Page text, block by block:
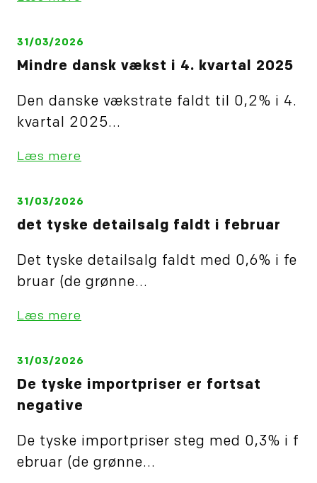
31/03/2026
Mindre dansk vækst i 4. kvartal 2025
Den danske vækstrate faldt til 0,2% i 4.
kvartal 2025...
Læs mere
31/03/2026
det tyske detailsalg faldt i februar
Det tyske detailsalg faldt med 0,6% i fe
bruar (de grønne...
Læs mere
31/03/2026
De tyske importpriser er fortsat
negative
De tyske importpriser steg med 0,3% i f
ebruar (de grønne...